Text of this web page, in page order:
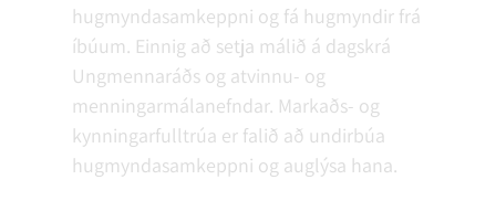
hugmyndasamkeppni og fá hugmyndir frá
íbúum. Einnig að setja málið á dagskrá
Ungmennaráðs og atvinnu- og
menningarmálanefndar. Markaðs- og
kynningarfulltrúa er falið að undirbúa
hugmyndasamkeppni og auglýsa hana.